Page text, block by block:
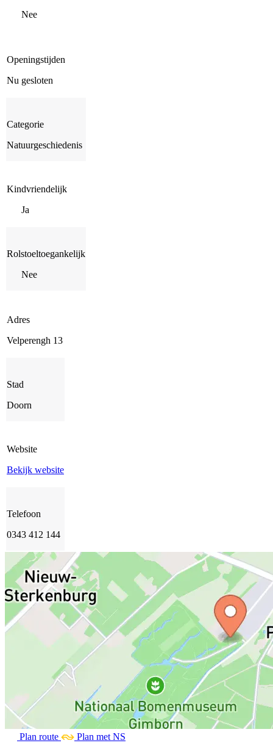
Nee
Openingstijden
Nu gesloten
Categorie
Natuurgeschiedenis
Kindvriendelijk
Ja
Rolstoeltoegankelijk
Nee
Adres
Velperengh 13
Stad
Doorn
Website
Bekijk website
Telefoon
0343 412 144
Plan route Plan met NS